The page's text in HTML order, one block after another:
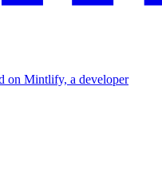
on Mintlify, a developer